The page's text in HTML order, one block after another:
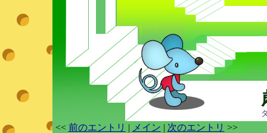
<< 前のエントリ | メイン | 次のエントリ >>